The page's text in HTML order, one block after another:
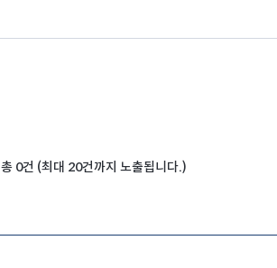
총 0건 (최대 20건까지 노출됩니다.)